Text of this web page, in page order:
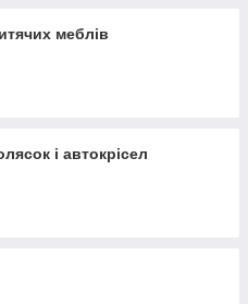
меблів
і автокрісел